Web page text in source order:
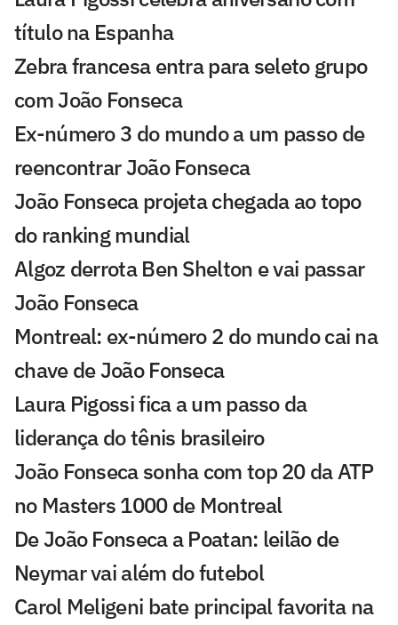
título na Espanha
Zebra francesa entra para seleto grupo
com João Fonseca
Ex-número 3 do mundo a um passo de
reencontrar João Fonseca
João Fonseca projeta chegada ao topo
do ranking mundial
Algoz derrota Ben Shelton e vai passar
João Fonseca
Montreal: ex-número 2 do mundo cai na
chave de João Fonseca
Laura Pigossi fica a um passo da
liderança do tênis brasileiro
João Fonseca sonha com top 20 da ATP
no Masters 1000 de Montreal
De João Fonseca a Poatan: leilão de
Neymar vai além do futebol
Carol Meligeni bate principal favorita na